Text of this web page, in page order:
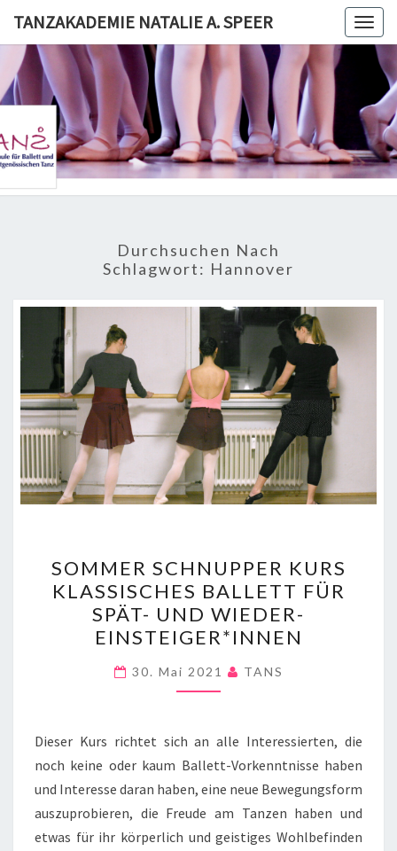
content
TANZAKADEMIE NATALIE A. SPEER
Durchsuchen Nach
Schlagwort: Hannover
SCHNUPPER
KURS
KLASSISCHES
BALLETT
FÜR
SPÄT-
WIEDER-
EINSTEIGER*INNEN
SOMMER SCHNUPPER KURS
KLASSISCHES BALLETT FÜR
SPÄT- UND WIEDER-
EINSTEIGER*INNEN
30. Mai 2021 TANS
Dieser Kurs richtet sich an alle Interessierten, die
noch keine oder kaum Ballett-Vorkenntnisse haben
und Interesse daran haben, eine neue Bewegungsform
auszuprobieren, die Freude am Tanzen haben und
etwas für ihr körperlich und geistiges Wohlbefinden